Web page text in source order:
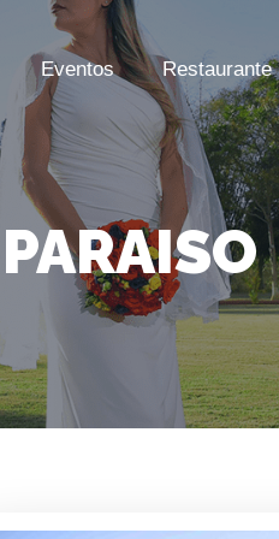
Eventos Restaurante